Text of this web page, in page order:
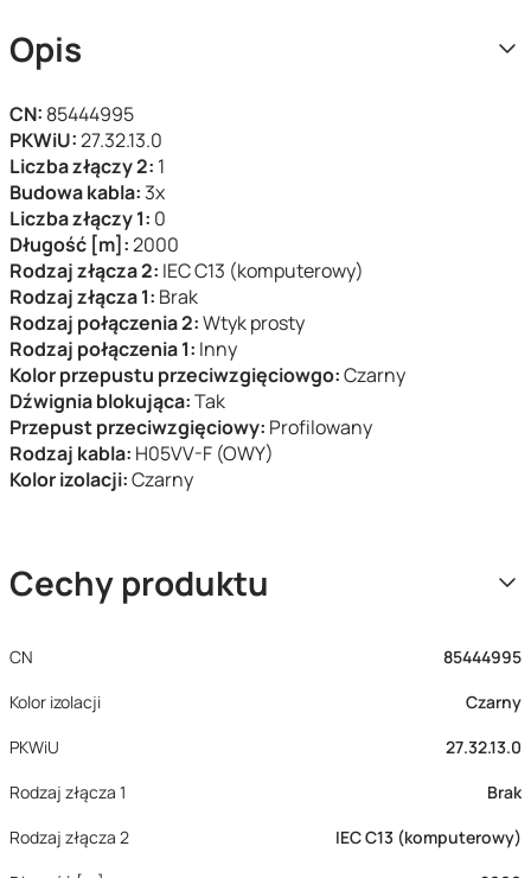
Opis
CN: 85444995
PKWiU:27.32.13.0
Liczba złączy 2: 1
Budowa kabla: 3x
Liczba złączy 1: 0
Długość [m]:2000
Rodzaj złącza 2: IEC C13 (komputerowy)
Rodzaj złącza 1: Brak
Rodzaj połączenia 2:Wtyk prosty
Rodzaj połączenia 1: Inny
Kolor przepustu przeciwzgięciowgo:Czarny
Dźwignia blokująca:Tak
Przepust przeciwzgięciowy: Profilowany
Rodzaj kabla: H05VV-F (OWY)
Kolor izolacji:Czarny
Cechy produktu
CN
85444995
Kolor izolacji
Czarny
PKWiU
27.32.13.0
Rodzaj złącza 1
Brak
Rodzaj złącza 2
IEC C13 (komputerowy)